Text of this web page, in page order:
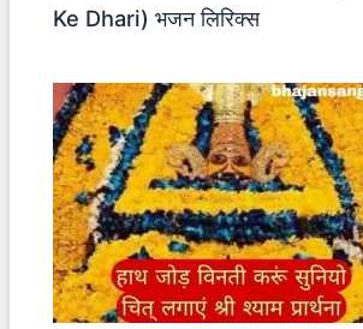
Ke Dhari) भजन लिरिक्स